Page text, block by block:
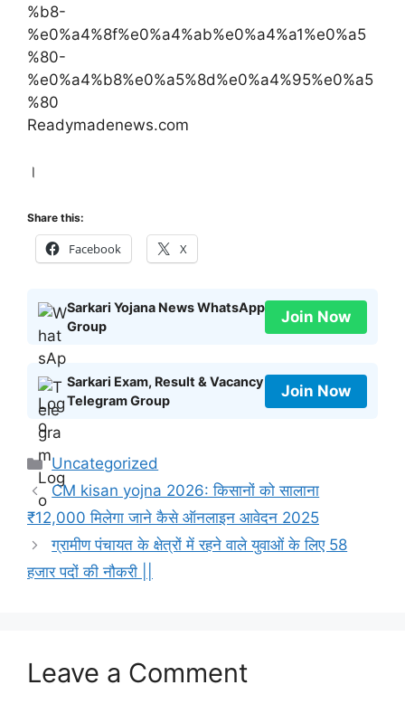
%b8-
%e0%a4%8f%e0%a4%ab%e0%a4%a1%e0%a5
%80-
%e0%a4%b8%e0%a5%8d%e0%a4%95%e0%a5
%80
Readymadenews.com
।
Share this:
Facebook X
Sarkari Yojana News WhatsApp
Group
Join Now
Sarkari Exam, Result & Vacancy
Telegram Group
Join Now
Categories
Uncategorized
CM kisan yojna 2026: किसानों को सालाना
₹12,000 मिलेगा जाने कैसे ऑनलाइन आवेदन 2025
ग्रामीण पंचायत के क्षेत्रों में रहने वाले युवाओं के लिए 58
हजार पदों की नौकरी ||
Leave a Comment